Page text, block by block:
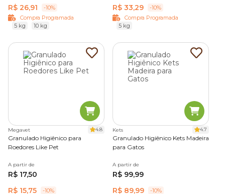
R$ 26,91
-10%
Compra Programada
5 kg
10 kg
R$ 33,29
-10%
Compra Programada
5 kg
Megavet 4.8
Granulado Higiênico para
Roedores Like Pet
A partir de
R$ 17,50
R$ 15,75
-10%
Kets 4.7
Granulado Higiênico Kets Madeira
para Gatos
A partir de
R$ 99,99
R$ 89,99
-10%